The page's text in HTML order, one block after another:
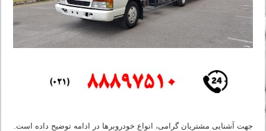
جهت آشنایی مشتریان گرامی، انواع خودروبرها در ادامه توضیح داده است.